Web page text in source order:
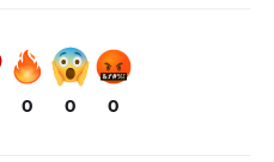
0 0 0